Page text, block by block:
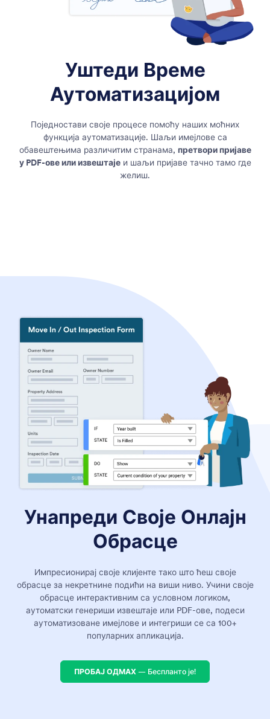
Уштеди Време
Аутоматизацијом
Поједностави своје процесе помоћу наших моћних
функција аутоматизације. Шаљи имејлове са
обавештењима различитим странама, претвори пријаве
у PDF-ове или извештајеи шаљи пријаве тачно тамо где
желиш.
Унапреди Своје Онлајн
Обрасце
Импресионирај своје клијенте тако што ћеш своје
обрасце за некретнине подићи на виши ниво. Учини своје
обрасце интерактивним са условном логиком,
аутоматски генериши извештаје или PDF-ове, подеси
аутоматизоване имејлове и интегриши се са 100+
популарних апликација.
ПРОБАЈ ОДМАХ — Беспланто је!